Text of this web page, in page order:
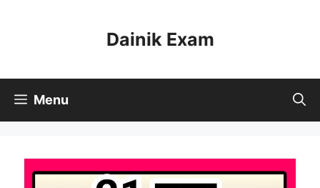
Dainik Exam
Menu